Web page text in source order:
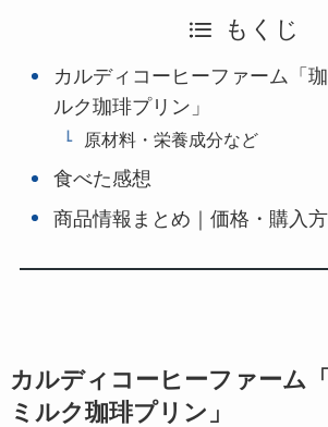
もくじ
カルディコーヒーファーム「
ルク珈琲プリン」
原材料・栄養成分など
食べた感想
商品情報まとめ｜価格・購入
カルディコーヒーファーム
ミルク珈琲プリン」